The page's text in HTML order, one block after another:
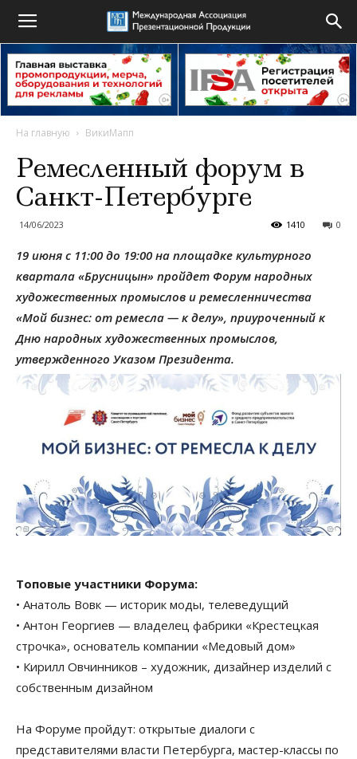
На главную ВикиМапп
Ремесленный форум в
Санкт-Петербурге
14/06/2023 0
1410
19 июня с 11:00 до 19:00 на площадке культурного
квартала «Брусницын» пройдет Форум народных
художественных промыслов и ремесленничества
«Мой бизнес: от ремесла — к делу», приуроченный к
Дню народных художественных промыслов,
утвержденного Указом Президента.
Топовые участники Форума:
• Анатоль Вовк — историк моды, телеведущий
• Антон Георгиев — владелец фабрики «Крестецкая
строчка», основатель компании «Медовый дом»
• Кирилл Овчинников – художник, дизайнер изделий с
собственным дизайном
На Форуме пройдут: открытые диалоги с
представителями власти Петербурга, мастер-классы по